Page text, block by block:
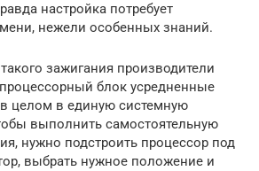
настройка потребует
нежели особенных знаний.
зажигания производители
блок усредненные
целом в единую системную
выполнить самостоятельную
нужно подстроить процессор под
выбрать нужное положение и